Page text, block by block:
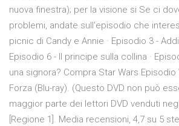
nuova finestra); per la visione si Se ci
problemi, andate sull'episodio che
picnic di Candy e Annie · Episodio 3 -
Episodio 6 - Il principe sulla collina ·
una signora? Compra Star Wars Episodio
Forza (Blu-ray). (Questo DVD non può
maggior parte dei lettori DVD venduti
[Regione 1]. Media recensioni, 4,7 su 5